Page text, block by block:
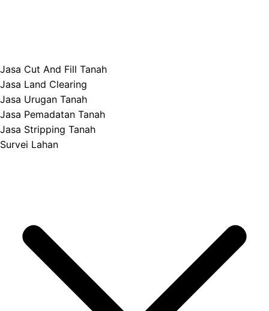
Jasa Cut And Fill Tanah
Jasa Land Clearing
Jasa Urugan Tanah
Jasa Pemadatan Tanah
Jasa Stripping Tanah
Survei Lahan